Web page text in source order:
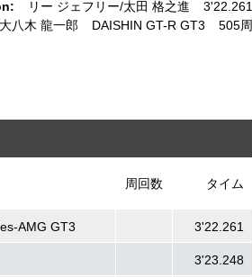
リー ジェフリー 太田 格之進
3'22.261
大八木 龍一郎 DAISHIN GT-R GT3 505周
周回数 タイム
AMG GT3 3'22.261
3'23.248